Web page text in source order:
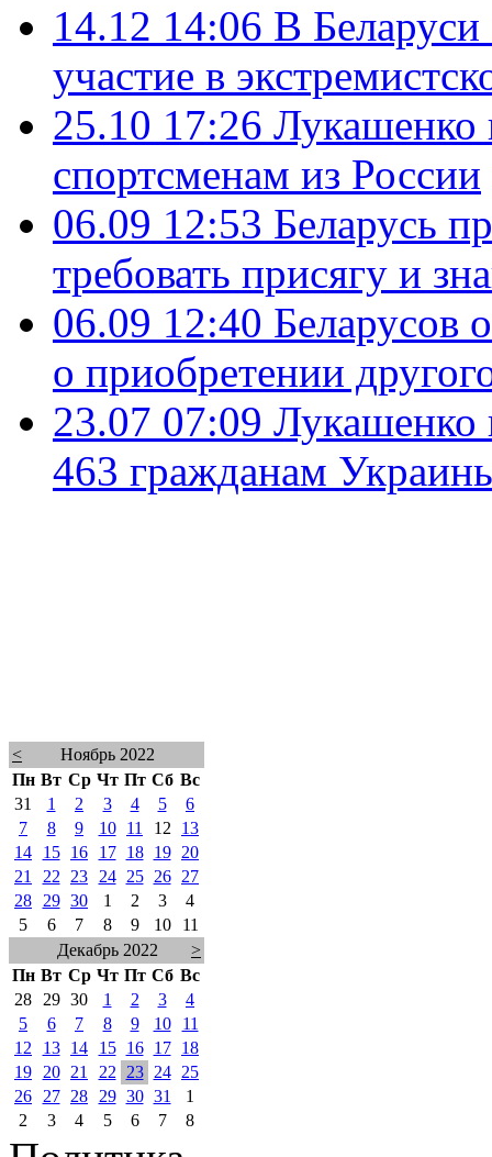
14.12 14:06 В Беларуси
участие в
25.10 17:26 Лукашенко
спортсменам из России
06.09 12:53 Беларусь
требовать присягу и
06.09 12:40 Беларусов
о приобретении
23.07 07:09 Лукашенко
463 гражданам
<
Ноябрь 2022
Пн Вт Ср Чт Пт Сб Вс
31
1 2 3 4 5
6
7
8 9 10 11 12
13
14
15 16 17 18 19
20
21
22 23 24 25 26
27
28
29 30 1 2 3
4
5
6 7 8 9 10
11
Декабрь 2022
>
Пн Вт Ср Чт Пт Сб Вс
28
29 30 1 2 3
4
5
6 7 8 9 10
11
12
13 14 15 16 17
18
19
20 21 22 23 24
25
26
27 28 29 30 31
1
2
3 4 5 6 7 8